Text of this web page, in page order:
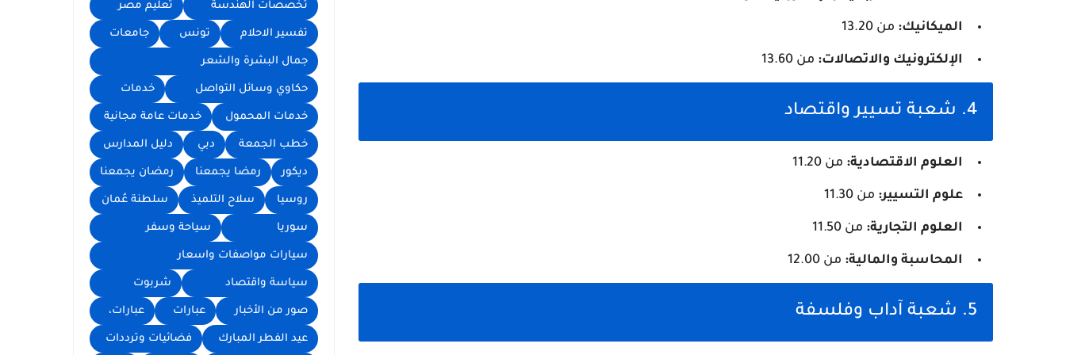
الميكانيك: من 13.20
الإلكترونيك والاتصالات: من 13.60
4. شعبة تسيير واقتصاد
العلوم الاقتصادية: من 11.20
علوم التسيير: من 11.30
العلوم التجارية: من 11.50
المحاسبة والمالية: من 12.00
5. شعبة آداب وفلسفة
تخصصات الهندسة تعليم مصر
تفسير الاحلام تونس جامعات
جمال البشرة والشعر
حكاوي وسائل التواصل خدمات
خدمات المحمول خدمات عامة مجانية
خطب الجمعة دبي دليل المدارس
ديكور رمضا يجمعنا رمضان يجمعنا
روسيا سلاح التلميذ سلطنة عُمان
سوريا سياحة وسفر
سيارات مواصفات واسعار
سياسة واقتصاد شربوت
صور من الأخبار عبارات عبارات،
عيد الفطر المبارك فضائيات وترددات